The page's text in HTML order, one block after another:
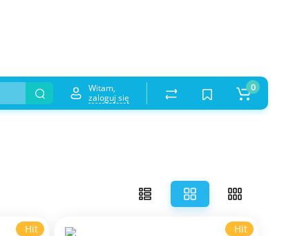
Witam,
zaloguj się
0
Hit Hit